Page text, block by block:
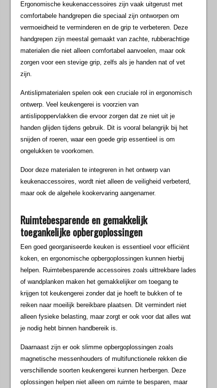
Ergonomische keukenaccessoires zijn vaak uitgerust met
comfortabele handgrepen die speciaal zijn ontworpen om
vermoeidheid te verminderen en de grip te verbeteren. Deze
handgrepen zijn meestal gemaakt van zachte, rubberachtige
materialen die niet alleen comfortabel aanvoelen, maar ook
zorgen voor een stevige grip, zelfs als je handen nat of vet
zijn.
Antislipmaterialen spelen ook een cruciale rol in ergonomisch
ontwerp. Veel keukengerei is voorzien van
antislipoppervlakken die ervoor zorgen dat ze niet uit je
handen glijden tijdens gebruik. Dit is vooral belangrijk bij het
snijden of roeren, waar een goede grip essentieel is om
ongelukken te voorkomen.
Door deze materialen te integreren in het ontwerp van
keukenaccessoires, wordt niet alleen de veiligheid verbeterd,
maar ook de algehele kookervaring aangenamer.
Ruimtebesparende en gemakkelijk
toegankelijke opbergoplossingen
Een goed georganiseerde keuken is essentieel voor efficiënt
koken, en ergonomische opbergoplossingen kunnen hierbij
helpen. Ruimtebesparende accessoires zoals uittrekbare lades
of wandplanken maken het gemakkelijker om toegang te
krijgen tot keukengerei zonder dat je hoeft te bukken of te
reiken naar moeilijk bereikbare plaatsen. Dit vermindert niet
alleen fysieke belasting, maar zorgt er ook voor dat alles wat
je nodig hebt binnen handbereik is.
Daarnaast zijn er ook slimme opbergoplossingen zoals
magnetische messenhouders of multifunctionele rekken die
verschillende soorten keukengerei kunnen herbergen. Deze
oplossingen helpen niet alleen om ruimte te besparen, maar